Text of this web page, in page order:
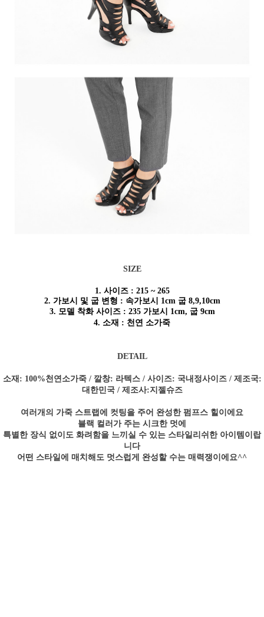
SIZE
1. 사이즈 : 215 ~ 265
2. 가보시 및 굽 변형 : 속가보시 1cm 굽 8,9,10cm
3. 모델 착화 사이즈 : 235 가보시 1cm, 굽 9cm
4. 소재 : 천연 소가죽
DETAIL
소재: 100%천연소가죽 / 깔창: 라텍스 / 사이즈: 국내정사이즈 / 제조국:
대한민국 / 제조사:지젤슈즈
여러개의 가죽 스트랩에 컷팅을 주어 완성한 펌프스 힐이에요
블랙 컬러가 주는 시크한 멋에
특별한 장식 없이도 화려함을 느끼실 수 있는 스타일리쉬한 아이템이랍
니다
어떤 스타일에 매치해도 멋스럽게 완성할 수는 매력쟁이에요^^